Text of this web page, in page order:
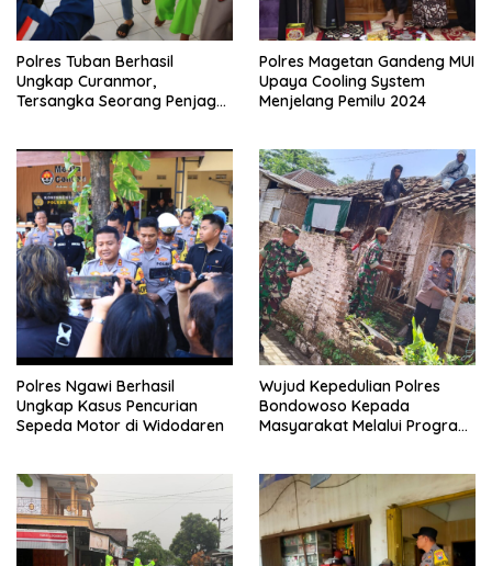
Polres Tuban Berhasil
Ungkap Curanmor,
Tersangka Seorang Penjaga
Polres Magetan Gandeng MUI
Upaya Cooling System
Menjelang Pemilu 2024
Polres Ngawi Berhasil
Ungkap Kasus Pencurian
Sepeda Motor di Widodaren
Wujud Kepedulian Polres
Bondowoso Kepada
Masyarakat Melalui Program